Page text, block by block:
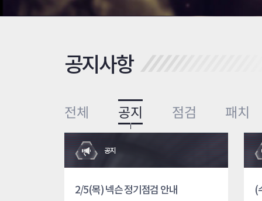
공지사항
전체 공지 점검 패치
공지
2/5(목) 넥슨 정기점검 안내 (